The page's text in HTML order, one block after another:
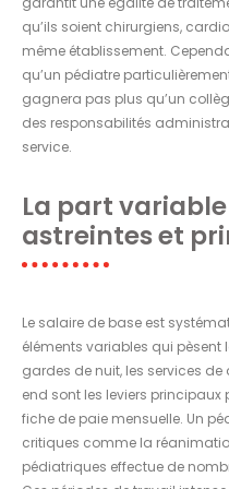
qu’ils soient chirurgiens,
même établissement.
qu’un pédiatre
gagnera pas plus qu’un
des responsabilités
service.
La part
astreintes et
Le salaire de base est
éléments variables qui pèsent
gardes de nuit, les services
end sont les leviers
fiche de paie mensuelle. Un
critiques comme la
pédiatriques effectue de